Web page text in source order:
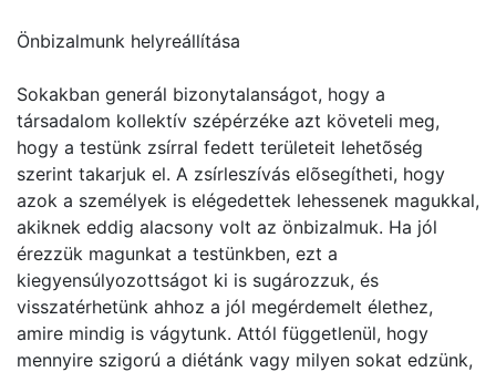
Önbizalmunk helyreállítása
Sokakban generál bizonytalanságot, hogy a
társadalom kollektív szépérzéke azt követeli meg,
hogy a testünk zsírral fedett területeit lehetõség
szerint takarjuk el. A zsírleszívás elõsegítheti, hogy
azok a személyek is elégedettek lehessenek magukkal,
akiknek eddig alacsony volt az önbizalmuk. Ha jól
érezzük magunkat a testünkben, ezt a
kiegyensúlyozottságot ki is sugározzuk, és
visszatérhetünk ahhoz a jól megérdemelt élethez,
amire mindig is vágytunk. Attól függetlenül, hogy
mennyire szigorú a diétánk vagy milyen sokat edzünk,